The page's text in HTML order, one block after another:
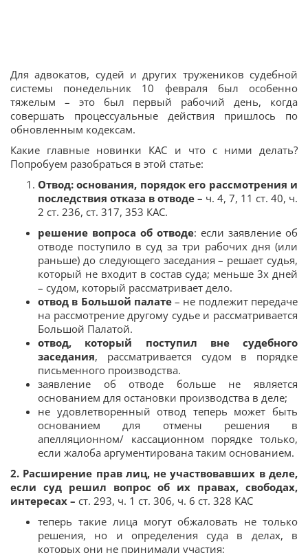
Для адвокатов, судей и других тружеников судебной
системы понедельник 10 февраля был особенно
тяжелым – это был первый рабочий день, когда
совершать процессуальные действия пришлось по
обновленным кодексам.
Какие главные новинки КАС и что с ними делать?
Попробуем разобраться в этой статье:
Отвод: основания, порядок его рассмотрения и
последствия отказа в отводе – ч. 4, 7, 11 ст. 40, ч.
2 ст. 236, ст. 317, 353 КАС.
решение вопроса об отводе: если заявление об
отводе поступило в суд за три рабочих дня (или
раньше) до следующего заседания – решает судья,
который не входит в состав суда; меньше 3х дней
– судом, который рассматривает дело.
отвод в Большой палате– не подлежит передаче
на рассмотрение другому судье и рассматривается
Большой Палатой.
отвод, который поступил вне судебного
заседания, рассматривается судом в порядке
письменного производства.
заявление об отводе больше не является
основанием для остановки производства в деле;
не удовлетворенный отвод теперь может быть
основанием для отмены решения в
апелляционном/ кассационном порядке только,
если жалоба аргументирована таким основанием.
2. Расширение прав лиц, не участвовавших в деле,
если суд решил вопрос об их правах, свободах,
интересах – ст. 293, ч. 1 ст. 306, ч. 6 ст. 328 КАС
теперь такие лица могут обжаловать не только
решения, но и определения суда в делах, в
которых они не принимали участия;